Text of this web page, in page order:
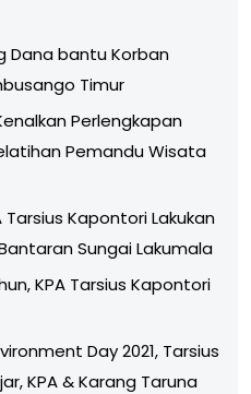
Dana bantu Korban
Timur
Perlengkapan
Pemandu Wisata
Tarsius Kapontori Lakukan
Sungai Lakumala
KPA Tarsius Kapontori
Day 2021, Tarsius
KPA & Karang Taruna